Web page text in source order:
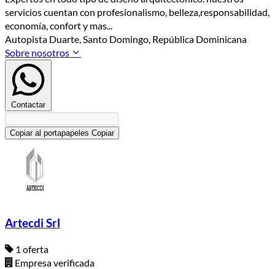
servicios cuentan con profesionalismo, belleza,responsabilidad,
economía, confort y mas...
Autopista Duarte, Santo Domingo, República Dominicana
Sobre nosotros
Contactar
Copiar al portapapeles Copiar
Artecdi Srl
1 oferta
Empresa verificada